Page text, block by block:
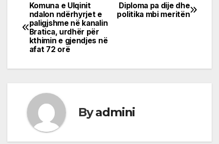
Post
navigation
Diploma pa dije dhe
politika mbi meritën
Komuna e Ulqinit
ndalon ndërhyrjet e
paligjshme në kanalin
Bratica, urdhër për
kthimin e gjendjes në
afat 72 orë
Byadmini